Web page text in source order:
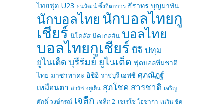
ไทยชุด U23 ธนวัฒน์ ซึ้งจิตถาวร ธีราทร บุญมาทัน
นักบอลไทยนักบอลไทยกู
เชียร์ นิโคลัส มิคเกลสัน บอลไทย
บอลไทยกูเชียร์ บีจี ปทุม
ยูไนเต็ด บุรีรัมย์ ยูไนเต็ด ฟุตบอลทีมชาติ
ไทย มาซาทาดะ อิชิอิ ราชบุรี เอฟซี ศุภณัฏฐ์
เหมือนตา สารัช อยู่เย็น สุภโชค สารชาติ เจริญ
ศักดิ์ วงษ์กรณ์ เจลีก เจลีก 2 เซเรโซ โอซากา เนวิน ชิด